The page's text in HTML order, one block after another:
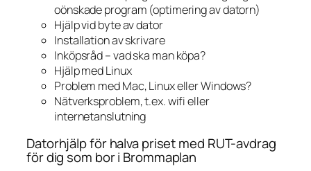
oönskade program (optimering av datorn)
Hjälp vid byte av dator
Installation av skrivare
Inköpsråd – vad ska man köpa?
Hjälp med Linux
Problem med Mac, Linux eller Windows?
Nätverksproblem, t.ex. wifi eller
internetanslutning
Datorhjälp för halva priset med RUT-avdrag
för dig som bor i Brommaplan